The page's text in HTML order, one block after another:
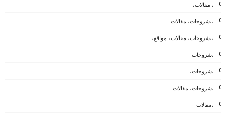
، مقالات،
،،شروحات، مقالات
،،شروحات، مقالات، مواقع،
،شروحات
،شروحات،
،شروحات، مقالات
،مقالات